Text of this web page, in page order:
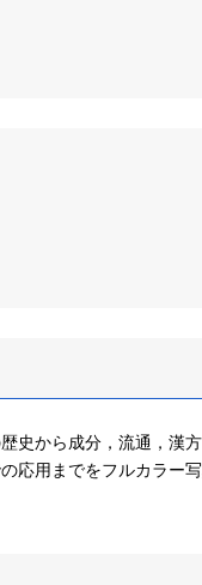
史から成分，流通，漢
応用までをフルカラー